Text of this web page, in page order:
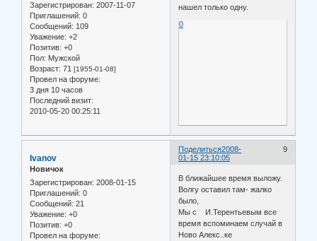
Зарегистрирован: 2007-11-07
Приглашений: 0
Сообщений: 109
Уважение: +2
Позитив: +0
Пол: Мужской
Возраст: 71 [1955-01-08]
Провел на форуме:
3 дня 10 часов
Последний визит:
2010-05-20 00:25:11
нашел только одну.
0
Поделиться 9
2008-
01-15 23:10:05
Ivanov
Новичок
Зарегистрирован: 2008-01-15
Приглашений: 0
Сообщений: 21
Уважение: +0
Позитив: +0
Провел на форуме:
В ближайшее время выложу.
Волгу оставил там- жалко
было,
Мы с И.Терентьевым все
время вспоминаем случай в
Ново Алекс..ке